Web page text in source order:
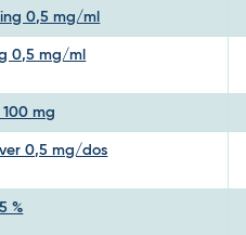
0,5 mg/ml
0,5 mg/ml
mg
0,5 mg/dos
%